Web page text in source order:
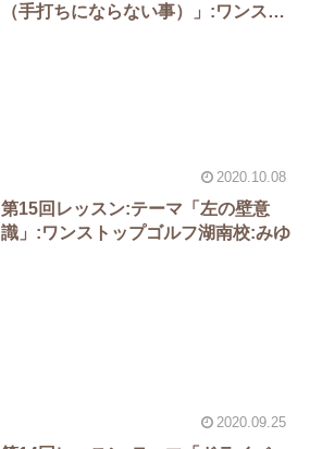
（手打ちにならない事）」:ワンスト
2020.10.08
第15回レッスン:テーマ「左の壁意
識」:ワンストップゴルフ湖南校:みゆ
2020.09.25